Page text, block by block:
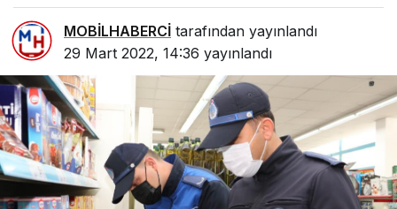
MOBİLHABERCİ tarafından yayınlandı
29 Mart 2022, 14:36 yayınlandı